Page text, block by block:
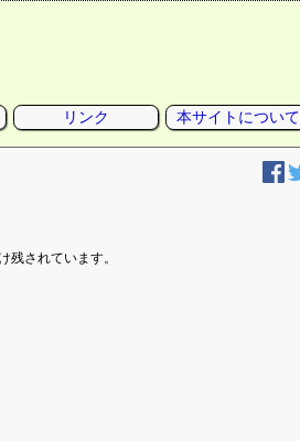
リンク 本サイトについて
残されています。